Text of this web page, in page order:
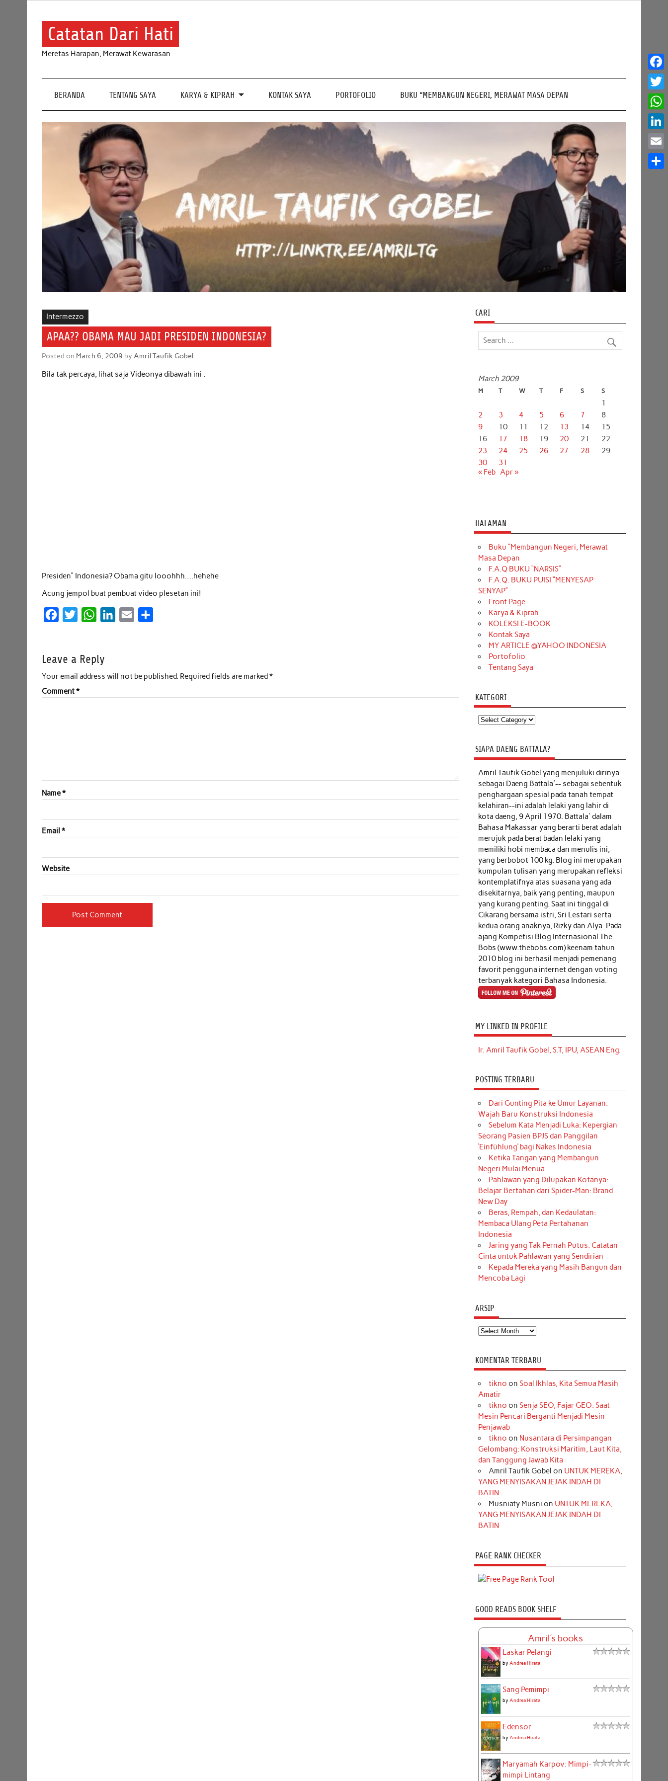
Catatan Dari Hati
Meretas Harapan, Merawat Kewarasan
BERANDA TENTANG SAYA KARYA & KIPRAH KONTAK SAYA PORTOFOLIO BUKU “MEMBANGUN NEGERI, MERAWAT MASA DEPAN
Intermezzo
APAA?? OBAMA MAU JADI PRESIDEN INDONESIA?
Posted on March 6, 2009 byAmril Taufik Gobel
Bila tak percaya, lihat saja Videonya dibawah ini :
Presiden” Indonesia? Obama gitu looohhh….hehehe
Acung jempol buat pembuat video plesetan ini!
e
b
o
t
e
W
s
e
l
e
Leave a Reply
Your email address will not be published. Required fields are marked*
Comment*
Name*
Email*
Website
CARI
March 2009
M T W T F S S
1
2
3 4 5 6 7
8
9
10 11 12 13 14
15
16
17 18 19 20 21
22
23
24 25 26 27 28
29
30
31
« Feb Apr »
HALAMAN
Buku “Membangun Negeri, Merawat
Masa Depan
F.A.Q BUKU “NARSIS”
F.A.Q. BUKU PUISI “MENYESAP
SENYAP”
Front Page
Karya & Kiprah
KOLEKSI E-BOOK
Kontak Saya
MY ARTICLE @YAHOO INDONESIA
Portofolio
Tentang Saya
KATEGORI
Kategori
SIAPA DAENG BATTALA?
Amril Taufik Gobel yang menjuluki dirinya
sebagai Daeng Battala'-- sebagai sebentuk
penghargaan spesial pada tanah tempat
kelahiran--ini adalah lelaki yang lahir di
kota daeng, 9 April 1970. Battala' dalam
Bahasa Makassar yang berarti berat adalah
merujuk pada berat badan lelaki yang
memiliki hobi membaca dan menulis ini,
yang berbobot 100 kg. Blog ini merupakan
kumpulan tulisan yang merupakan refleksi
kontemplatifnya atas suasana yang ada
disekitarnya, baik yang penting, maupun
yang kurang penting. Saat ini tinggal di
Cikarang bersama istri, Sri Lestari serta
kedua orang anaknya, Rizky dan Alya. Pada
ajang Kompetisi Blog Internasional The
Bobs (www.thebobs.com) keenam tahun
2010 blog ini berhasil menjadi pemenang
favorit pengguna internet dengan voting
terbanyak kategori Bahasa Indonesia.
MY LINKED IN PROFILE
Ir. Amril Taufik Gobel, S.T, IPU, ASEAN Eng.
POSTING TERBARU
Dari Gunting Pita ke Umur Layanan:
Wajah Baru Konstruksi Indonesia
Sebelum Kata Menjadi Luka: Kepergian
Seorang Pasien BPJS dan Panggilan
‘Einfühlung’ bagi Nakes Indonesia
Ketika Tangan yang Membangun
Negeri Mulai Menua
Pahlawan yang Dilupakan Kotanya:
Belajar Bertahan dari Spider-Man: Brand
New Day
Beras, Rempah, dan Kedaulatan:
Membaca Ulang Peta Pertahanan
Indonesia
Jaring yang Tak Pernah Putus: Catatan
Cinta untuk Pahlawan yang Sendirian
Kepada Mereka yang Masih Bangun dan
Mencoba Lagi
ARSIP
Arsip
KOMENTAR TERBARU
tikno on Soal Ikhlas, Kita Semua Masih
Amatir
tikno on Senja SEO, Fajar GEO: Saat
Mesin Pencari Berganti Menjadi Mesin
Penjawab
tikno on Nusantara di Persimpangan
Gelombang: Konstruksi Maritim, Laut Kita,
dan Tanggung Jawab Kita
Amril Taufik Gobel on UNTUK MEREKA,
YANG MENYISAKAN JEJAK INDAH DI
BATIN
Musniaty Musni on UNTUK MEREKA,
YANG MENYISAKAN JEJAK INDAH DI
BATIN
PAGE RANK CHECKER
GOOD READS BOOK SHELF
Amril's books
Laskar Pelangi
by Andrea Hirata
Sang Pemimpi
by Andrea Hirata
Edensor
by Andrea Hirata
Maryamah Karpov: Mimpi-
mimpi Lintang
Email